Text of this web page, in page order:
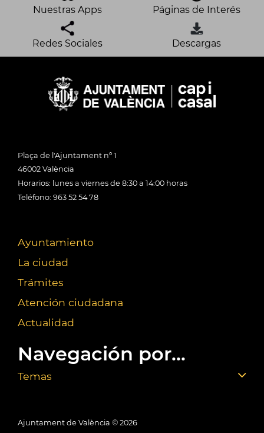
Nuestras Apps Páginas de Interés
Redes Sociales Descargas
Plaça de l'Ajuntament nº 1
46002 València
Horarios: lunes a viernes de 8:30 a 14:00 horas
Teléfono: 963 52 54 78
Ayuntamiento
La ciudad
Trámites
Atención ciudadana
Actualidad
Navegación por...
Temas
Ajuntament de València © 2026